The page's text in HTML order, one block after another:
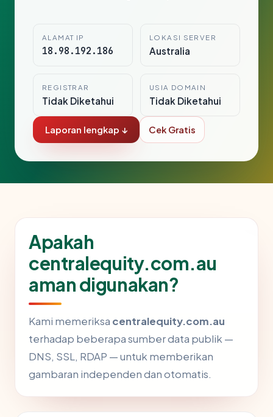
ALAMAT IP
18.98.192.186
LOKASI SERVER
Australia
REGISTRAR
Tidak Diketahui
USIA DOMAIN
Tidak Diketahui
Laporan lengkap ↓ Cek Gratis
Apakah
centralequity.com.au
aman digunakan?
Kami memeriksa centralequity.com.au
terhadap beberapa sumber data publik —
DNS, SSL, RDAP — untuk memberikan
gambaran independen dan otomatis.